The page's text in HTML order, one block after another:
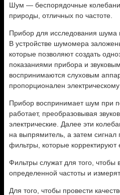
Шум — беспорядочные
природы, отличных по частоте.
Прибор для исследования шума
В устройстве шумомера
которые позволяют создать
показаниями прибора и
воспринимаются слуховым
пропорционален электрическому
Прибор воспринимает шум при
работает, преобразовывая
электрические. Далее эти
на выпрямитель, а затем
фильтры, которые корректируют
Фильтры служат для того,
определенной частоты и
Для того, чтобы провести